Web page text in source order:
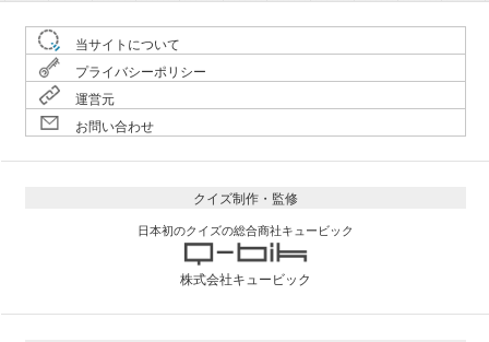
当サイトについて
プライバシーポリシー
運営元
お問い合わせ
クイズ制作・監修
日本初のクイズの総合商社キュービック
株式会社キュービック